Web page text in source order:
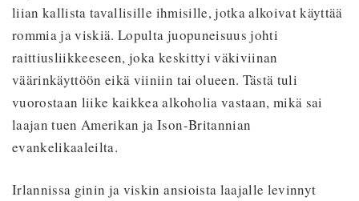
liian kallista tavallisille ihmisille, jotka alkoivat käyttää
rommia ja viskiä. Lopulta juopuneisuus johti
raittiusliikkeeseen, joka keskittyi väkiviinan
väärinkäyttöön eikä viiniin tai olueen. Tästä tuli
vuorostaan liike kaikkea alkoholia vastaan, mikä sai
laajan tuen Amerikan ja Ison-Britannian
evankelikaaleilta.
Irlannissa ginin ja viskin ansioista laajalle levinnyt